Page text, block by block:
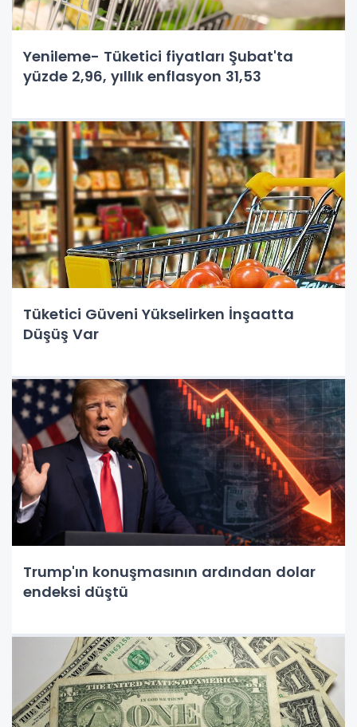
Yenileme- Tüketici fiyatları Şubat'ta
yüzde 2,96, yıllık enflasyon 31,53
Tüketici Güveni Yükselirken İnşaatta
Düşüş Var
Trump'ın konuşmasının ardından dolar
endeksi düştü